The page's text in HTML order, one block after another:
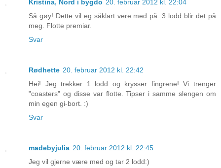
Kristina, Nord i bygdo 20. februar 2012 kl. 22:04
Så gøy! Dette vil eg såklart vere med på. 3 lodd blir det på
meg. Flotte premiar.
Svar
Rødhette 20. februar 2012 kl. 22:42
Hei! Jeg trekker 1 lodd og krysser fingrene! Vi trenger
"coasters" og disse var flotte. Tipser i samme slengen om
min egen gi-bort. :)
Svar
madebyjulia 20. februar 2012 kl. 22:45
Jeg vil gjerne være med og tar 2 lodd:)